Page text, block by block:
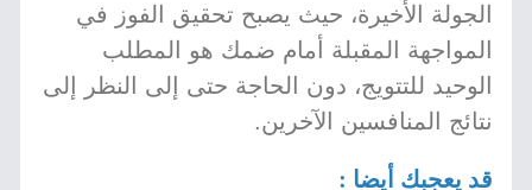
الجولة الأخيرة، حيث يصبح تحقيق الفوز في
المواجهة المقبلة أمام ضمك هو المطلب
الوحيد للتتويج، دون الحاجة حتى إلى النظر إلى
نتائج المنافسين الآخرين.
قد يعجبك أيضا :